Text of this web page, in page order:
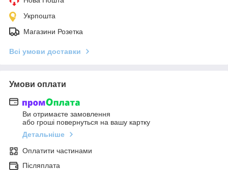
Укрпошта
Магазини Розетка
Всі умови доставки
Умови оплати
Ви отримаєте замовлення
або гроші повернуться на вашу картку
Детальніше
Оплатити частинами
Післяплата